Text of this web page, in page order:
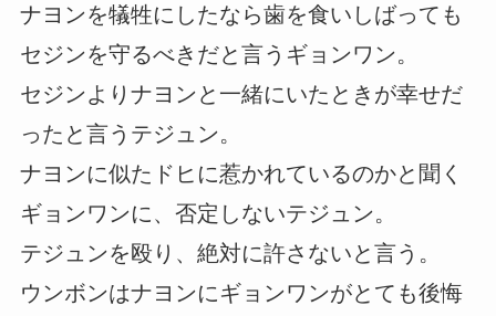
ナヨンを犠牲にしたなら歯を食いしばっても
セジンを守るべきだと言うギョンワン。
セジンよりナヨンと一緒にいたときが幸せだ
ったと言うテジュン。
ナヨンに似たドヒに惹かれているのかと聞く
ギョンワンに、否定しないテジュン。
テジュンを殴り、絶対に許さないと言う。
ウンボンはナヨンにギョンワンがとても後悔